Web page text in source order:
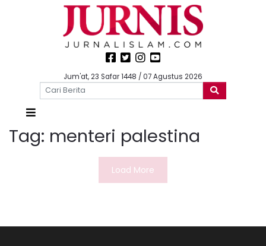
Jum'at, 23 Safar 1448 / 07 Agustus 2026
Tag: menteri palestina
Load More